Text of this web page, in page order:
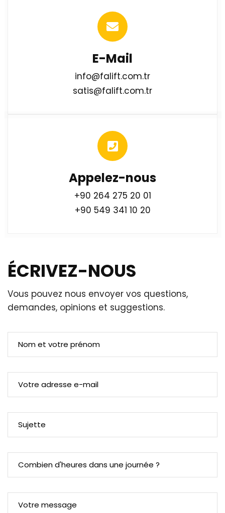
E-Mail
info@falift.com.tr
satis@falift.com.tr
Appelez-nous
+90 264 275 20 01
+90 549 341 10 20
ÉCRIVEZ-NOUS
Vous pouvez nous envoyer vos questions,
demandes, opinions et suggestions.